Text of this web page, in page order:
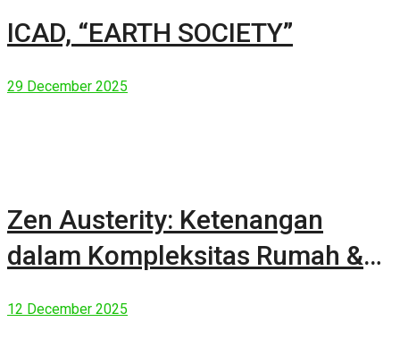
ICAD, “EARTH SOCIETY”
29 December 2025
Zen Austerity: Ketenangan
dalam Kompleksitas Rumah &
12 December 2025